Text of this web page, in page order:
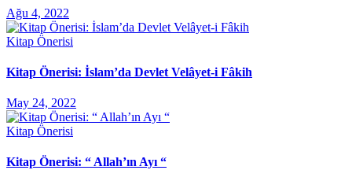
Ağu 4, 2022
Kitap Önerisi
Kitap Önerisi: İslam’da Devlet Velâyet-i Fâkih
May 24, 2022
Kitap Önerisi
Kitap Önerisi: “ Allah’ın Ayı “